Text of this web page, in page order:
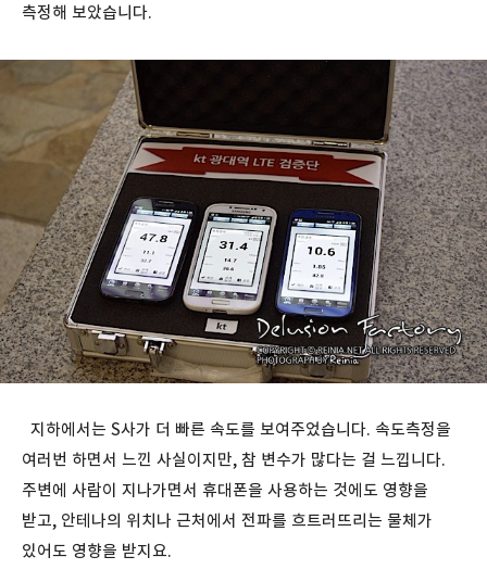
측정해 보았습니다.
지하에서는 S사가 더 빠른 속도를 보여주었습니다. 속도측정을
여러번 하면서 느낀 사실이지만, 참 변수가 많다는 걸 느낍니다.
주변에 사람이 지나가면서 휴대폰을 사용하는 것에도 영향을
받고, 안테나의 위치나 근처에서 전파를 흐트러뜨리는 물체가
있어도 영향을 받지요.